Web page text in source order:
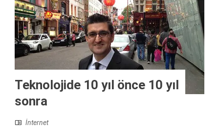
Teknolojide 10 yıl önce 10 yıl
sonra
İnternet